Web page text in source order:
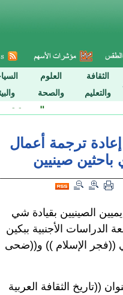
ترجمة أعمال
صينيين
الصينيين بقيادة شي
الدراسات الأجنبية ببكين
((فجر الإسلام )) و((ضحى
((تاريخ الثقافة العربية